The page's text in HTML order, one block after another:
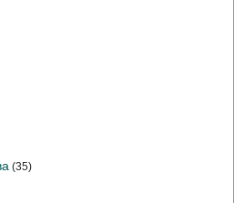
(35)